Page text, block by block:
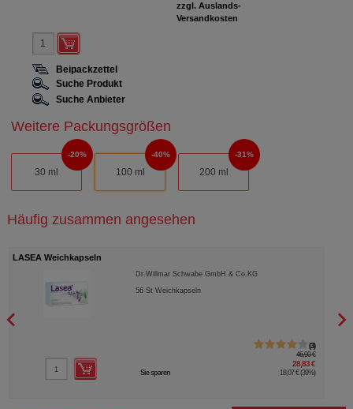
zzgl. Auslands-
Versandkosten
Beipackzettel
Suche Produkt
Suche Anbieter
Weitere Packungsgrößen
30 ml
20%
100 ml
40%
200 ml
31%
Häufig zusammen angesehen
LASEA Weichkapseln
Dr.Willmar Schwabe GmbH & Co.KG
56St Weichkapseln
3
46,90 €
28,83 €
Sie sparen 18,07 € (39%)